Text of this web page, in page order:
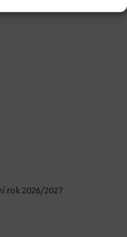
rok 2026/2027